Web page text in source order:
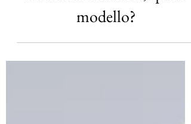
Farmacia e Società, quale
modello?